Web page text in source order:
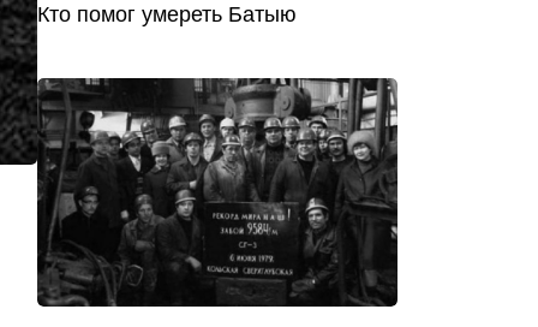
Кто помог умереть Батыю